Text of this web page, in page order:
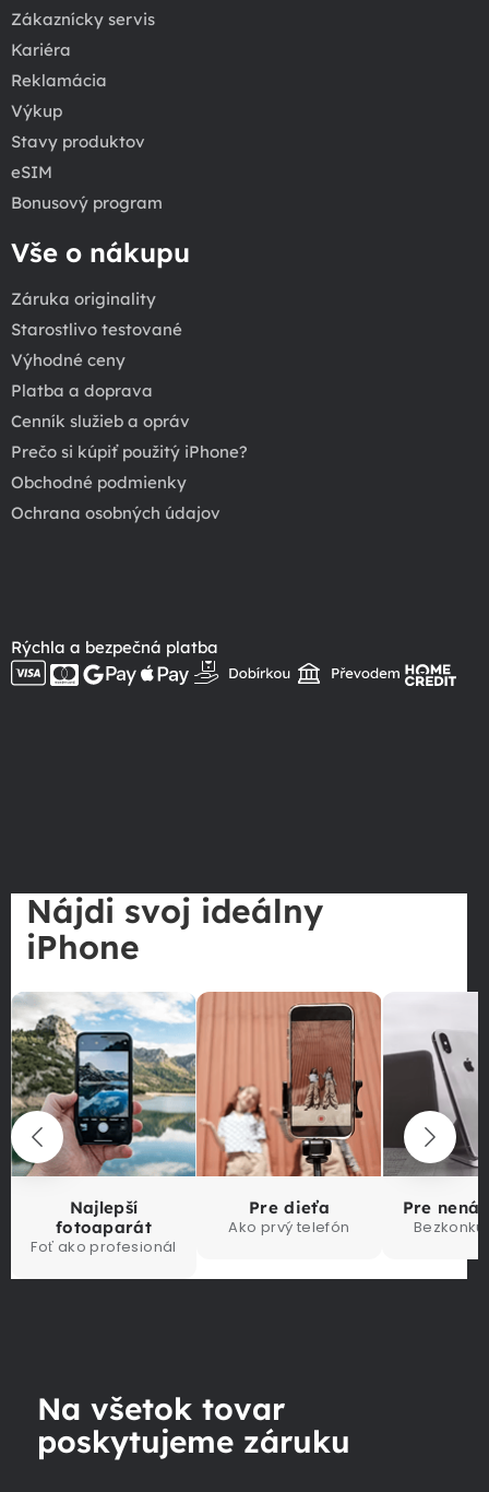
Zákaznícky servis
Kariéra
Reklamácia
Výkup
Stavy produktov
eSIM
Bonusový program
Vše o nákupu
Záruka originality
Starostlivo testované
Výhodné ceny
Platba a doprava
Cenník služieb a opráv
Prečo si kúpiť použitý iPhone?
Obchodné podmienky
Ochrana osobných údajov
Rýchla a bezpečná platba
Nájdi svoj ideálny
iPhone
Najlepší
fotoaparát
Foť ako profesionál
Pre dieťa
Ako prvý telefón
Pre
Na všetok tovar
poskytujeme záruku